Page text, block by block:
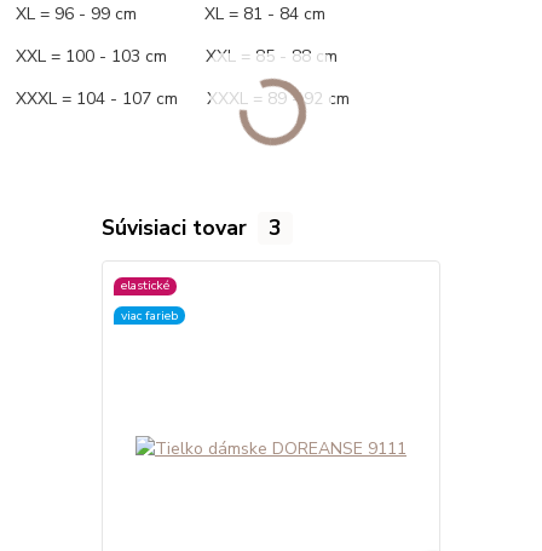
XL = 96 - 99 cm XL = 81 - 84 cm
XXL = 100 - 103 cm XXL = 85 - 88 cm
XXXL = 104 - 107 cm XXXL = 89 - 92 cm
Súvisiaci tovar 3
elastické
viac farieb